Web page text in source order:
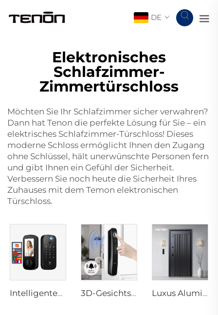
DE
Elektronisches
Schlafzimmer-
Zimmertürschloss
Möchten Sie Ihr Schlafzimmer sicher verwahren?
Dann hat Tenon die perfekte Lösung für Sie – ein
elektrisches Schlafzimmer-Türschloss! Dieses
moderne Schloss ermöglicht Ihnen den Zugang
ohne Schlüssel, hält unerwünschte Personen fern
und gibt Ihnen ein Gefühl der Sicherheit.
Verbessern Sie noch heute die Sicherheit Ihres
Zuhauses mit dem Temon elektronischen
Türschloss.
Intelligentes elektrisches Digitalschloss mit Fingerabdruck-Handvenenerkennungskarte für Home Tenon K10 Pro 3D-Gesichtstürschloss mit Kamera-Fingerabdruck-Passwort Palm Venon Tenon A9 Pro Luxus Aluminium Sicherheitstür für Wohngebäude Haupteingang M8